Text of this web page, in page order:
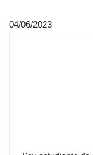
04/06/2023